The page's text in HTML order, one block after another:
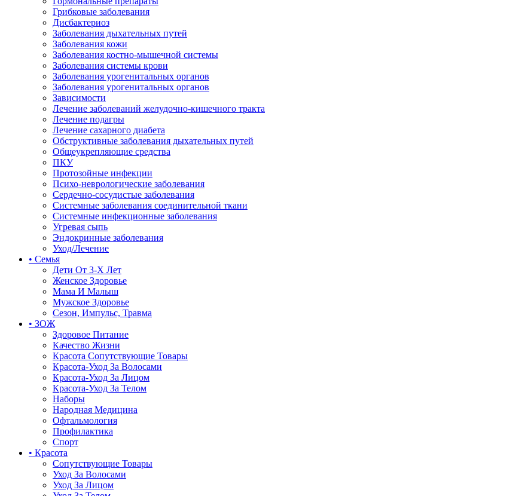
Грибковые заболевания
Дисбактериоз
Заболевания дыхательных путей
Заболевания кожи
Заболевания костно-мышечной системы
Заболевания системы крови
Заболевания урогенитальных органов
Заболевания урогенитальных органов
Зависимости
Лечение заболеваний желудочно-кишечного тракта
Лечение подагры
Лечение сахарного диабета
Обструктивные заболевания дыхательных путей
Общеукрепляющие средства
ПКУ
Протозойные инфекции
Психо-неврологические заболевания
Сердечно-сосудистые заболевания
Системные заболевания соединительной ткани
Системные инфекционные заболевания
Угревая сыпь
Эндокринные заболевания
Уход/Лечение
• Семья
Дети От 3-Х Лет
Женское Здоровье
Мама И Малыш
Мужское Здоровье
Сезон, Импульс, Травма
• ЗОЖ
Здоровое Питание
Качество Жизни
Красота Сопутствующие Товары
Красота-Уход За Волосами
Красота-Уход За Лицом
Красота-Уход За Телом
Наборы
Народная Медицина
Офтальмология
Профилактика
Спорт
• Красота
Сопутствующие Товары
Уход За Волосами
Уход За Лицом